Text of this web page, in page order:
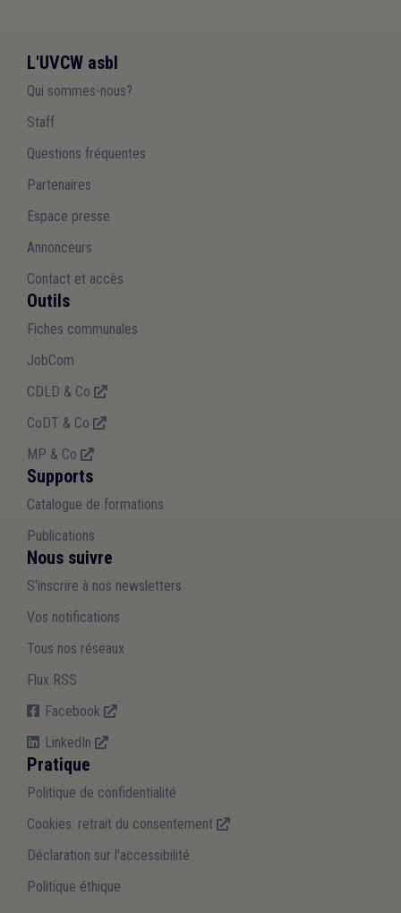
L'UVCW asbl
Qui sommes-nous?
Staff
Questions fréquentes
Partenaires
Espace presse
Annonceurs
Contact et accès
Outils
Fiches communales
JobCom
CDLD & Co
CoDT & Co
MP & Co
Supports
Catalogue de formations
Publications
Nous suivre
S'inscrire à nos newsletters
Vos notifications
Tous nos réseaux
Flux RSS
Facebook
LinkedIn
Pratique
Politique de confidentialité
Cookies: retrait du consentement
Déclaration sur l'accessibilité
Politique éthique